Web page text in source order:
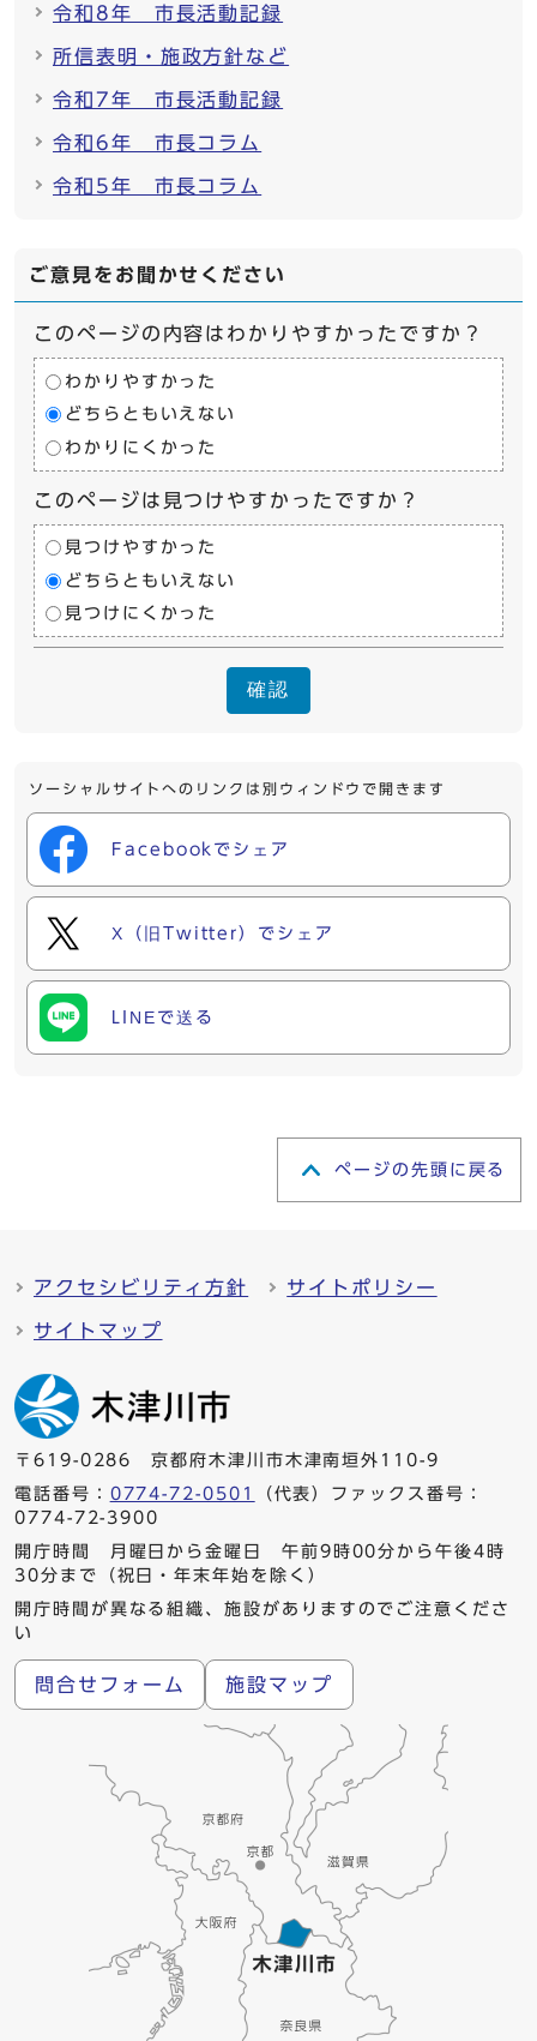
令和8年 市長活動記録
所信表明・施政方針など
令和7年 市長活動記録
令和6年 市長コラム
令和5年 市長コラム
ご意見をお聞かせください
このページの内容はわかりやすかったですか？
わかりやすかった
どちらともいえない
わかりにくかった
このページは見つけやすかったですか？
見つけやすかった
どちらともいえない
見つけにくかった
確認
ソーシャルサイトへのリンクは別ウィンドウで開きます
Facebookでシェア
X（旧Twitter）でシェア
LINEで送る
ページの先頭に戻る
アクセシビリティ方針 サイトポリシー
サイトマップ
〒619-0286 京都府木津川市木津南垣外110-9
電話番号： 0774-72-0501
（代表）ファックス番号：
0774-72-3900
開庁時間 月曜日から金曜日 午前9時00分から午後4時
30分まで（祝日・年末年始を除く）
開庁時間が異なる組織、施設がありますのでご注意くださ
い
問合せフォーム 施設マップ